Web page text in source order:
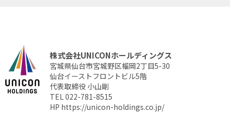
株式会社UNICONホールディングス
宮城県仙台市宮城野区榴岡2丁目5-30
仙台イーストフロントビル5階
代表取締役 小山剛
TEL 022-781-8515
HP https://unicon-holdings.co.jp/